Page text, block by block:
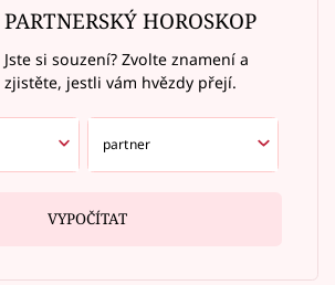
PARTNERSKÝ HOROSKOP
Jste si souzení? Zvolte znamení a
zjistěte, jestli vám hvězdy přejí.
VYPOČÍTAT